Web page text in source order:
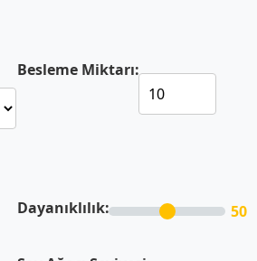
Besleme Miktarı:
Dayanıklılık: 50